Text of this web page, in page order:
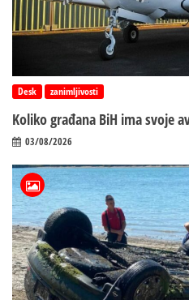
Desk zanimljivosti
Koliko građana BiH ima svoje
03/08/2026